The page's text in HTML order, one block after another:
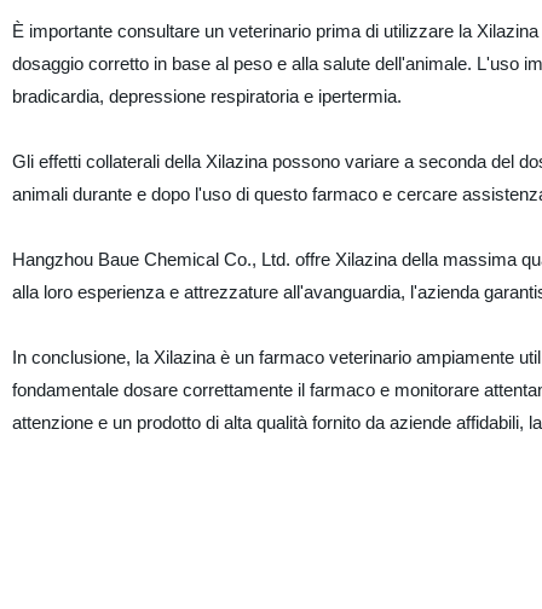
È importante consultare un veterinario prima di utilizzare la
dosaggio corretto in base al peso e alla salute dell'animale. L'uso
bradicardia, depressione respiratoria e ipertermia.
Gli effetti collaterali della Xilazina possono variare a seconda del
animali durante e dopo l'uso di questo farmaco e cercare
Hangzhou Baue Chemical Co., Ltd. offre Xilazina della massima
alla loro esperienza e attrezzature all'avanguardia, l'azienda
In conclusione, la Xilazina è un farmaco veterinario ampiamente
fondamentale dosare correttamente il farmaco e monitorare
attenzione e un prodotto di alta qualità fornito da aziende